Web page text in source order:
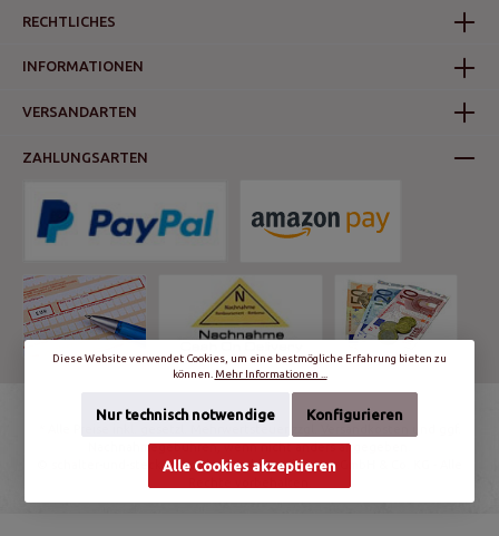
RECHTLICHES
INFORMATIONEN
VERSANDARTEN
ZAHLUNGSARTEN
Nachnahmegebühren, wenn nicht anders angegeben.
© schalter-und-steckdosen.de | World Trading Net GmbH & Co. KG - Alle
Diese Website verwendet Cookies, um eine bestmögliche Erfahrung bieten zu
können. Mehr Informationen ...
Nur technisch notwendige Konfigurieren
Alle Cookies akzeptieren